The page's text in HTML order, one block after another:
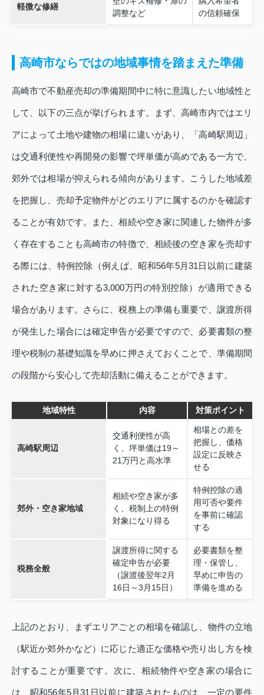
軽微な修繕
調整など
の信頼確保
高崎市ならではの地域事情を踏まえた準備
高崎市で不動産売却の準備期間中に特に意識したい地域性と
して、以下の三点が挙げられます。まず、高崎市内ではエリ
アによって土地や建物の相場に違いがあり、「高崎駅周辺」
は交通利便性や再開発の影響で坪単価が高めである一方で、
郊外では相場が抑えられる傾向があります。こうした地域差
を把握し、売却予定物件がどのエリアに属するのかを確認す
ることが有効です。また、相続や空き家に関連した物件が多
く存在することも高崎市の特徴で、相続後の空き家を売却す
る際には、特例控除（例えば、昭和56年5月31日以前に建築
された空き家に対する3,000万円の特別控除）が適用できる
場合があります。さらに、税務上の準備も重要で、譲渡所得
が発生した場合には確定申告が必要ですので、必要書類の整
理や税制の基礎知識を早めに押さえておくことで、準備期間
の段階から安心して売却活動に備えることができます。
地域特性 内容 対策ポイント
高崎駅周辺
交通利便性が高
く、坪単価は19～
21万円と高水準
相場との差を
把握し、価格
設定に反映さ
せる
郊外・空き家地域
相続や空き家が多
く、税制上の特例
対象になり得る
特例控除の適
用可否や要件
を事前に確認
する
税務全般
譲渡所得に関する
確定申告が必要
（譲渡後翌年2月
16日～3月15日）
必要書類を整
理・保管し、
早めに申告の
準備を進める
上記のとおり、まずエリアごとの相場を確認し、物件の立地
（駅近か郊外かなど）に応じた適正な価格や売り出し方を検
討することが重要です。次に、相続物件や空き家の場合に
は、昭和56年5月31日以前に建築されたものは、一定の要件